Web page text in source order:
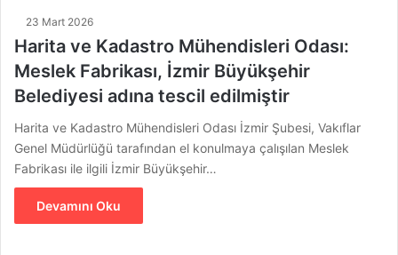
23 Mart 2026
Harita ve Kadastro Mühendisleri Odası:
Meslek Fabrikası, İzmir Büyükşehir
Belediyesi adına tescil edilmiştir
Harita ve Kadastro Mühendisleri Odası İzmir Şubesi, Vakıflar
Genel Müdürlüğü tarafından el konulmaya çalışılan Meslek
Fabrikası ile ilgili İzmir Büyükşehir…
Devamını Oku